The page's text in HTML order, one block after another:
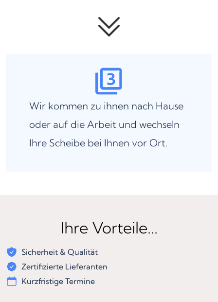
Wir kommen zu ihnen nach Hause
oder auf die Arbeit und wechseln
Ihre Scheibe bei Ihnen vor Ort.
Ihre Vorteile...
Sicherheit & Qualität
Zertifizierte Lieferanten
Kurzfristige Termine